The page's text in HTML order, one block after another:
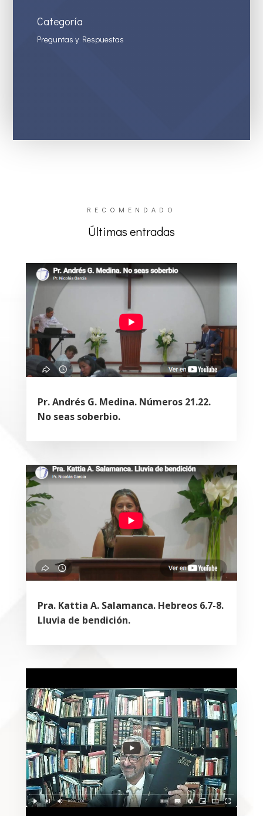
Categoría
Preguntas y Respuestas
RECOMENDADO
Últimas entradas
Pr. Andrés G. Medina. Números 21.22.
No seas soberbio.
Pra. Kattia A. Salamanca. Hebreos 6.7-8.
Lluvia de bendición.